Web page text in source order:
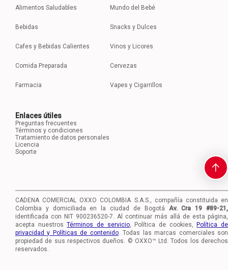
Alimentos Saludables
Bebidas
Cafes y Bebidas Calientes
Comida Preparada
Farmacia
Mundo del Bebé
Snacks y Dulces
Vinos y Licores
Cervezas
Vapes y Cigarrillos
Enlaces útiles
Preguntas frecuentes
Términos y condiciones
Tratamiento de datos personales
Licencia
Soporte
CADENA COMERCIAL OXXO COLOMBIA S.A.S., compañía constituida en
Colombia y domiciliada en la ciudad de Bogotá
Av. Cra 19 #89-21,
identificada con NIT 900236520-7. Al continuar más allá de esta página,
acepta nuestrosTérminos de servicio, Política de cookies,Política de
privacidad y Políticas de contenido. Todas las marcas comerciales son
propiedad de sus respectivos dueños. © OXXO™ Ltd. Todos los derechos
reservados.